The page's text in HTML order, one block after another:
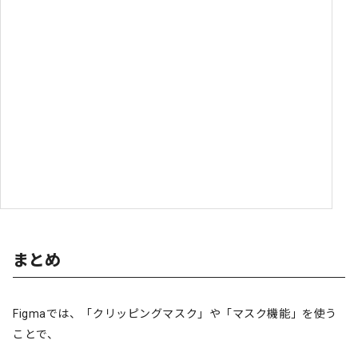
まとめ
Figmaでは、「クリッピングマスク」や「マスク機能」を使う
ことで、